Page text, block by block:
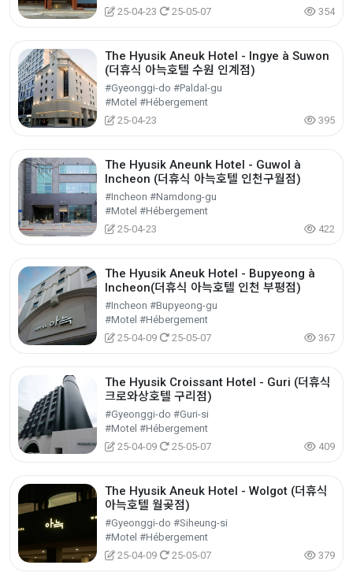
25-04-23
25-05-07 354
The Hyusik Aneuk Hotel - Ingye à Suwon
(더휴식 아늑호텔 수원 인계점)
#Gyeonggi-do #Paldal-gu
#Motel #Hébergement
25-04-23
395
The Hyusik Aneunk Hotel - Guwol à
Incheon (더휴식 아늑호텔 인천구월점)
#Incheon #Namdong-gu
#Motel #Hébergement
25-04-23
422
The Hyusik Aneuk Hotel - Bupyeong à
Incheon(더휴식 아늑호텔 인천 부평점)
#Incheon #Bupyeong-gu
#Motel #Hébergement
25-04-09
25-05-07 367
The Hyusik Croissant Hotel - Guri (더휴식
크로와상호텔 구리점)
#Gyeonggi-do #Guri-si
#Motel #Hébergement
25-04-09
25-05-07 409
The Hyusik Aneuk Hotel - Wolgot (더휴식
아늑호텔 월곶점)
#Gyeonggi-do #Siheung-si
#Motel #Hébergement
25-04-09
25-05-07 379